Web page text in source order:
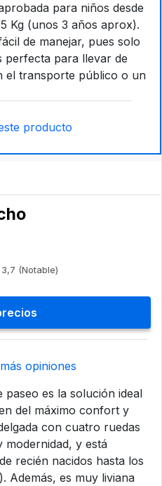
para niños desde
Kg (unos 3 años aprox).
de manejar, pues solo
perfecta para llevar de
el transporte público o un
producto
3,7 (Notable)
opiniones
paseo es la solución ideal
del máximo confort y
con cuatro ruedas
modernidad, y está
recién nacidos hasta los
Además, es muy liviana